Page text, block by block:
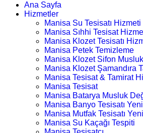
Ana Sayfa
Hizmetler
Manisa Su Tesisatı Hizmeti
Manisa Sıhhi Tesisat
Manisa Klozet Tesisatı
Manisa Petek Temizleme
Manisa Klozet Sifon Musluk
Manisa Klozet Şamandıra
Manisa Tesisat & Tamirat
Manisa Tesisat
Manisa Batarya Musluk
Manisa Banyo Tesisatı
Manisa Mutfak Tesisatı
Manisa Su Kaçağı Tespiti